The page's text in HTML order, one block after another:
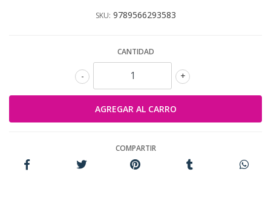
SKU: 9789566293583
CANTIDAD
+
-
COMPARTIR